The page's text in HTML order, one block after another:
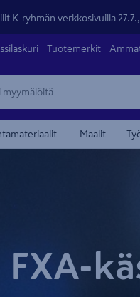
K-ryhmän verkkosivuilla 27.7.,
Tuotemerkit
Maalit
FXA-